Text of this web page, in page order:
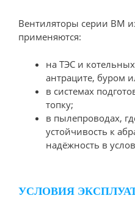
Вентиляторы серии ВМ
применяются:
на ТЭС и
антраците, буром
в системах
топку;
в пылепроводах,
устойчивость к
надёжность в
УСЛОВИЯ